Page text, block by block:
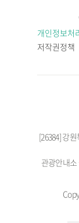
개인정보처
저작권정책
[26384] 강
관광안내소